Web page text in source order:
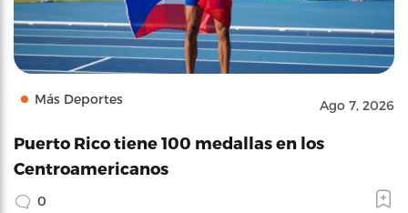
Más Deportes Ago 7, 2026
Puerto Rico tiene 100 medallas en los
Centroamericanos
0